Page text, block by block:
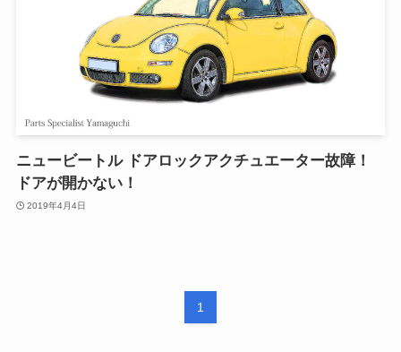
ニュービートル ドアロックアクチュエーター故障！
ドアが開かない！
2019年4月4日
1